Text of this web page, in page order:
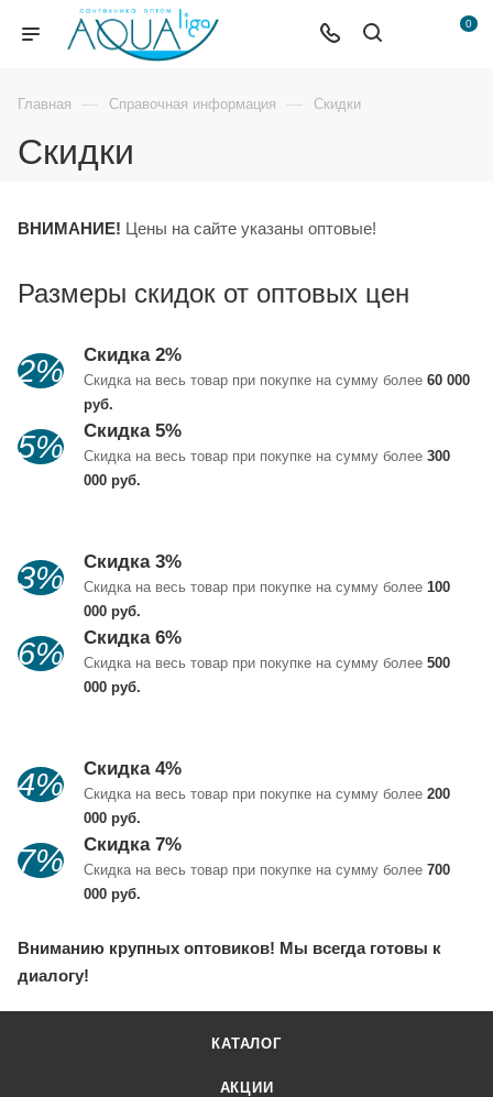
0
Главная — Справочная информация — Скидки
Скидки
ВНИМАНИЕ! Цены на сайте указаны оптовые!
Размеры скидок от оптовых цен
2% Скидка 2%
Скидка на весь товар при покупке на сумму более 60 000
руб.
5% Скидка 5%
Скидка на весь товар при покупке на сумму более 300
000 руб.
3% Скидка 3%
Скидка на весь товар при покупке на сумму более 100
000 руб.
6% Скидка 6%
Скидка на весь товар при покупке на сумму более 500
000 руб.
4% Скидка 4%
Скидка на весь товар при покупке на сумму более 200
000 руб.
7% Скидка 7%
Скидка на весь товар при покупке на сумму более 700
000 руб.
Вниманию крупных оптовиков! Мы всегда готовы к
диалогу!
КАТАЛОГ
АКЦИИ